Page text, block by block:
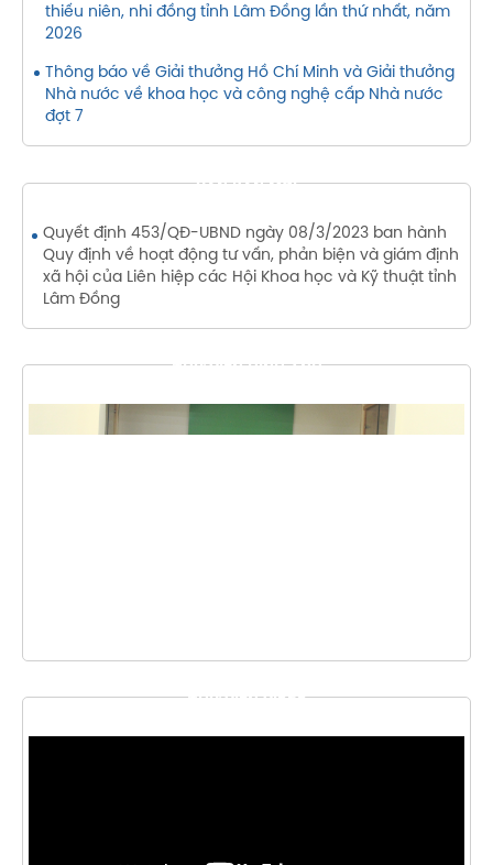
thiếu niên, nhi đồng tỉnh Lâm Đồng lần thứ nhất, năm
2026
Thông báo về Giải thưởng Hồ Chí Minh và Giải thưởng
Nhà nước về khoa học và công nghệ cấp Nhà nước
đợt 7
VĂN BẢN MỚI
Quyết định 453/QĐ-UBND ngày 08/3/2023 ban hành
Quy định về hoạt động tư vấn, phản biện và giám định
xã hội của Liên hiệp các Hội Khoa học và Kỹ thuật tỉnh
Lâm Đồng
THƯ VIỆN HÌNH ẢNH
THƯ VIỆN VIDEO